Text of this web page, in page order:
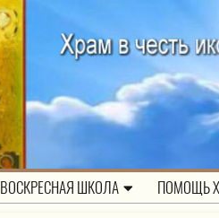
ВОСКРЕСНАЯ ШКОЛА ПОМОЩЬ